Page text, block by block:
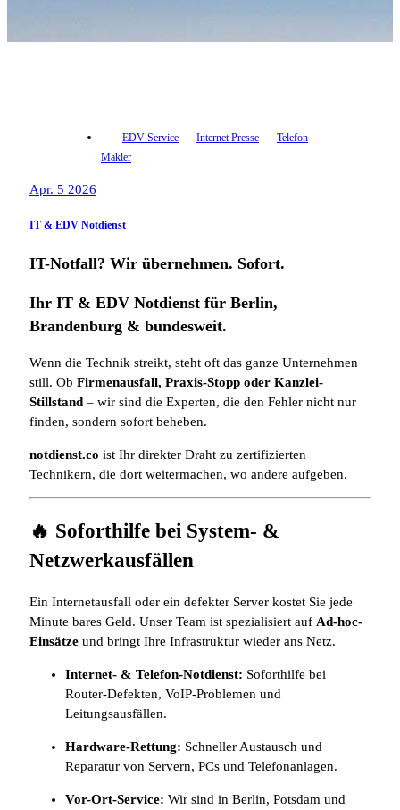
EDV Service Internet Presse
Telefon
Makler
Apr. 5 2026
IT & EDV Notdienst
IT-Notfall? Wir übernehmen. Sofort.
Ihr IT & EDV Notdienst für Berlin,
Brandenburg & bundesweit.
Wenn die Technik streikt, steht oft das ganze Unternehmen
still. Ob Firmenausfall, Praxis-Stopp oder Kanzlei-
Stillstand – wir sind die Experten, die den Fehler nicht nur
finden, sondern sofort beheben.
notdienst.co ist Ihr direkter Draht zu zertifizierten
Technikern, die dort weitermachen, wo andere aufgeben.
🔥 Soforthilfe bei System- &
Netzwerkausfällen
Ein Internetausfall oder ein defekter Server kostet Sie jede
Minute bares Geld. Unser Team ist spezialisiert auf Ad-hoc-
Einsätze und bringt Ihre Infrastruktur wieder ans Netz.
Internet- & Telefon-Notdienst: Soforthilfe bei
Router-Defekten, VoIP-Problemen und
Leitungsausfällen.
Hardware-Rettung: Schneller Austausch und
Reparatur von Servern, PCs und Telefonanlagen.
Vor-Ort-Service: Wir sind in Berlin, Potsdam und